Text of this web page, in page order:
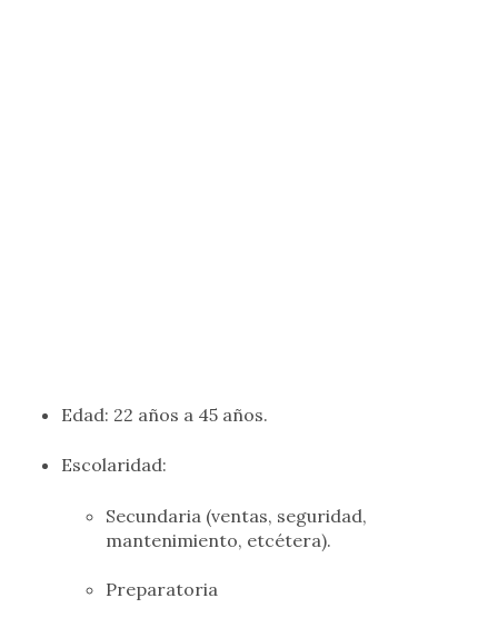
Edad: 22 años a 45 años.
Escolaridad:
Secundaria (ventas, seguridad,
mantenimiento, etcétera).
Preparatoria